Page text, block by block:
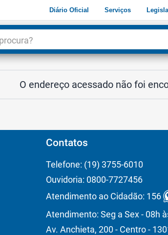
Diário Oficial Serviços
O endereço acessado não foi
Contatos
Telefone: (19) 3755-6010
Ouvidoria: 0800-7727456
Atendimento ao Cidadão: 156
Atendimento: Seg a Sex - 08h
Av. Anchieta, 200 - Centro -